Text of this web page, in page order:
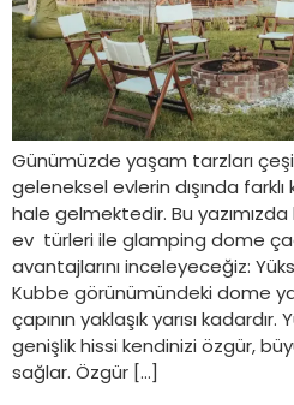
Günümüzde yaşam tarzları
geleneksel evlerin dışında
hale gelmektedir. Bu
ev türleri ile glamping dome
avantajlarını inceleyeceğiz:
Kubbe görünümündeki dome
çapının yaklaşık yarısı
genişlik hissi kendinizi özgür,
sağlar. Özgür […]